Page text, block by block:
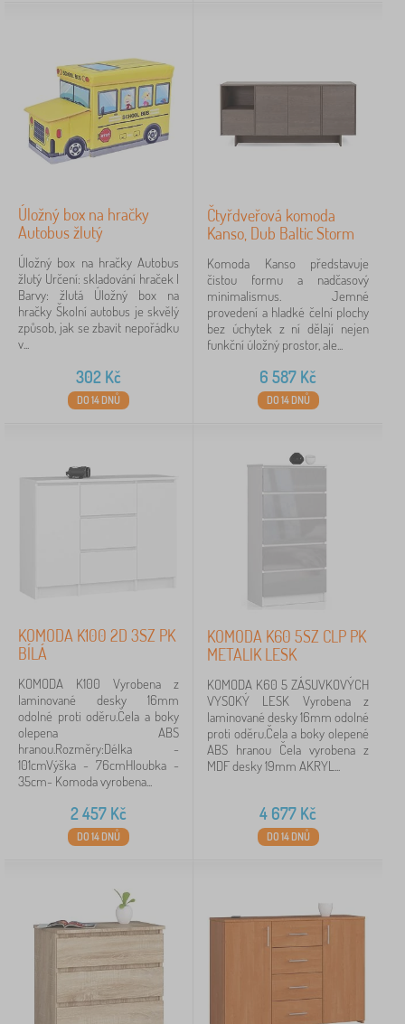
Úložný box na hračky
Autobus žlutý
Úložný box na hračky Autobus
žlutý Určení: skladování hraček |
Barvy: žlutá Úložný box na
hračky Školní autobus je skvělý
způsob, jak se zbavit nepořádku
v...
302 Kč
DO 14 DNŮ
Čtyřdveřová komoda
Kanso, Dub Baltic Storm
Komoda Kanso představuje
čistou formu a nadčasový
minimalismus. Jemné
provedení a hladké čelní plochy
bez úchytek z ní dělají nejen
funkční úložný prostor, ale...
6 587 Kč
DO 14 DNŮ
KOMODA K100 2D 3SZ PK
BÍLÁ
KOMODA K100 Vyrobena z
laminované desky 16mm
odolné proti oděru.Čela a boky
olepena ABS
hranou.Rozměry:Délka -
101cmVýška - 76cmHloubka -
35cm- Komoda vyrobena...
2 457 Kč
DO 14 DNŮ
KOMODA K60 5SZ CLP PK
METALIK LESK
KOMODA K60 5 ZÁSUVKOVÝCH
VYSOKÝ LESK Vyrobena z
laminované desky 16mm odolné
proti oděru.Čela a boky olepené
ABS hranou Čela vyrobena z
MDF desky 19mm AKRYL...
4 677 Kč
DO 14 DNŮ